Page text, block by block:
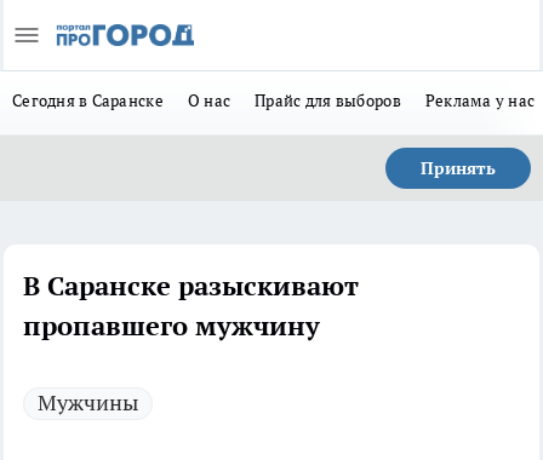
Сегодня в Саранске О нас Прайс для выборов Реклама у нас
Принять
В Саранске разыскивают
пропавшего мужчину
Мужчины